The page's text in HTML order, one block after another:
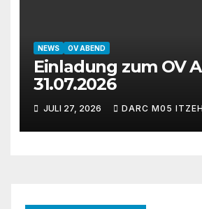
NEWS OV ABEND
Einladung zum OV
31.07.2026
JULI 27, 2026 DARC M05